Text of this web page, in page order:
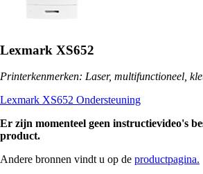
Lexmark XS652
Printerkenmerken: Laser, multifunctioneel,
Lexmark XS652 Ondersteuning
Er zijn momenteel geen instructievideo's
product.
Andere bronnen vindt u op de productpagina.